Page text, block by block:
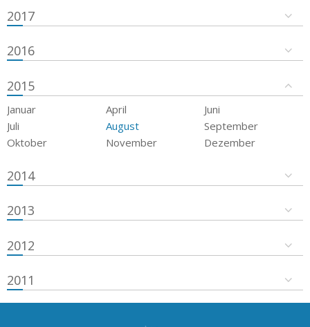
2017
2016
2015
Januar April
Juni
Juli
August
September
Oktober
November Dezember
2014
2013
2012
2011